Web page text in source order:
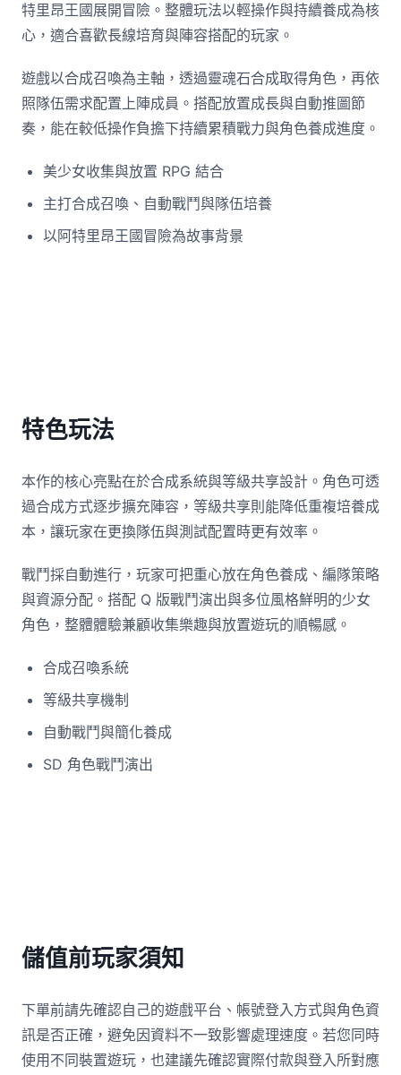
特里昂王國展開冒險。整體玩法以輕操作與持續養成為核
心，適合喜歡長線培育與陣容搭配的玩家。
遊戲以合成召喚為主軸，透過靈魂石合成取得角色，再依
照隊伍需求配置上陣成員。搭配放置成長與自動推圖節
奏，能在較低操作負擔下持續累積戰力與角色養成進度。
美少女收集與放置 RPG 結合
主打合成召喚、自動戰鬥與隊伍培養
以阿特里昂王國冒險為故事背景
特色玩法
本作的核心亮點在於合成系統與等級共享設計。角色可透
過合成方式逐步擴充陣容，等級共享則能降低重複培養成
本，讓玩家在更換隊伍與測試配置時更有效率。
戰鬥採自動進行，玩家可把重心放在角色養成、編隊策略
與資源分配。搭配 Q 版戰鬥演出與多位風格鮮明的少女
角色，整體體驗兼顧收集樂趣與放置遊玩的順暢感。
合成召喚系統
等級共享機制
自動戰鬥與簡化養成
SD 角色戰鬥演出
儲值前玩家須知
下單前請先確認自己的遊戲平台、帳號登入方式與角色資
訊是否正確，避免因資料不一致影響處理速度。若您同時
使用不同裝置遊玩，也建議先確認實際付款與登入所對應